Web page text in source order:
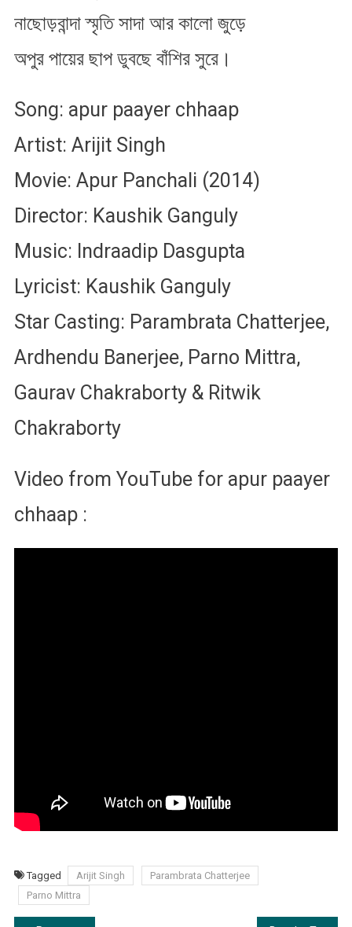
নাছোড়বান্দা স্মৃতি সাদা আর কালো জুড়ে
অপুর পায়ের ছাপ ডুবছে বাঁশির সুরে।
Song: apur paayer chhaap
Artist: Arijit Singh
Movie: Apur Panchali (2014)
Director: Kaushik Ganguly
Music: Indraadip Dasgupta
Lyricist: Kaushik Ganguly
Star Casting: Parambrata Chatterjee,
Ardhendu Banerjee, Parno Mittra,
Gaurav Chakraborty & Ritwik
Chakraborty
Video from YouTube for apur paayer
chhaap :
Tagged Arijit Singh
Parambrata Chatterjee
Parno Mittra